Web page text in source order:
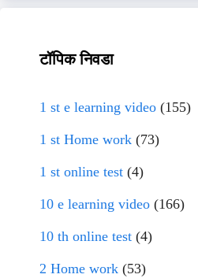
टॉपिक निवडा
1 st e learning video (155)
1 st Home work (73)
1 st online test (4)
10 e learning video (166)
10 th online test (4)
2 Home work (53)